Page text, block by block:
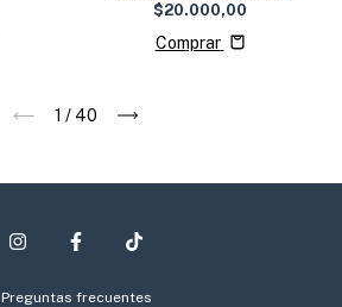
$20.000,00
Comprar
1 / 40
Preguntas frecuentes